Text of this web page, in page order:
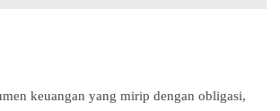
keuangan yang mirip dengan obligasi,